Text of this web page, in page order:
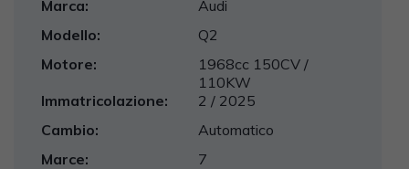
Marca:
Audi
Modello:
Q2
Motore:
1968cc 150CV /
110KW
Immatricolazione:
2 / 2025
Cambio:
Automatico
Marce:
7